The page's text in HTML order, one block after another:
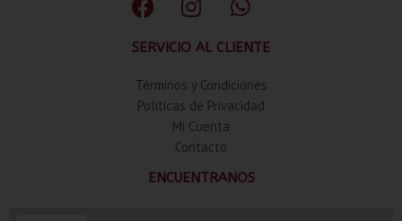
SERVICIO AL CLIENTE
Términos y Condiciones
Politicas de Privacidad
Mi Cuenta
Contacto
ENCUENTRANOS